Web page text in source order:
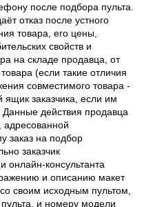
после подбора пульта.
отказ после устного
товара, его цены,
свойств и
на складе продавца, от
(если такие отличия
совместимого товара -
ящик заказчика, если им
действия продавца
заказ на подбор
заказчик
онлайн-консультанта
и описанию макет
своим исходным пультом,
и номеру модели